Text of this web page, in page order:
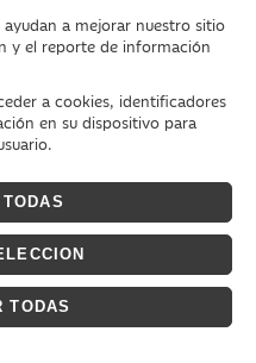
a mejorar nuestro sitio
y el reporte de información
a cookies, identificadores
en su dispositivo para
TODAS